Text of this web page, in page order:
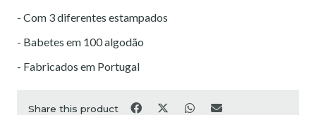
- Com 3 diferentes estampados
- Babetes em 100 algodão
- Fabricados em Portugal
Share this product